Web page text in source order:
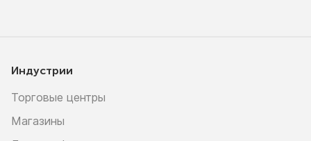
Индустрии
Торговые центры
Магазины